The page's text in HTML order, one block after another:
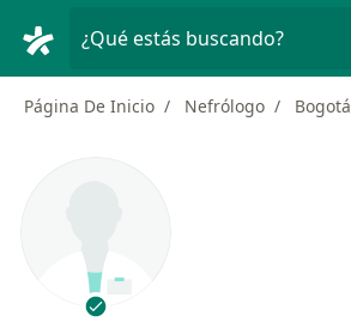
¿Qué estás buscando?
Página De Inicio Nefrólogo Bogotá